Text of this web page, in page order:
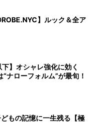
】ルック＆全ア
】オシャレ強化に効く
“ナローフォルム”が最旬！
どもの記憶に一生残る【極